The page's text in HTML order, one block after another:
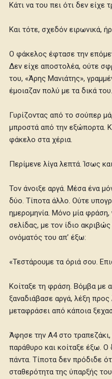
Κάτι να του πει ότι δεν είχε
Και τότε, σχεδόν ειρωνικά,
Ο φάκελος έφτασε την
Δεν είχε αποστολέα, ούτε
του, «Άρης Μανιάτης»,
έμοιαζαν πολύ με τα δικά του.
Γυρίζοντας από το σούπερ
μπροστά από την εξώπορτα.
φάκελο στα χέρια.
Περίμενε λίγα λεπτά. Ίσως
Τον άνοιξε αργά. Μέσα ένα
δύο. Τίποτα άλλο. Ούτε
ημερομηνία. Μόνο μία
σελίδας, με τον ίδιο
ονόματός του απ’ έξω:
«Τεστάρουμε τα όριά σου.
Κοίταξε τη φράση. Βόμβα με
ξαναδιάβασε αργά, λέξη
μεταφράσει από κάποια
Άφησε την Α4 στο
παράθυρο και κοίταξε έξω.
πάντα. Τίποτα δεν πρόδιδε
σταθερότητα της ύπαρξής